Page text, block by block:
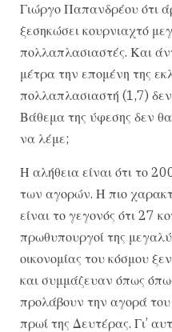
Γιώργο Παπανδρέου ότι
ξεσηκώσει κουρνιαχτό
πολλαπλασιαστές. Και
μέτρα την επομένη της
πολλαπλασιαστή (1,7) δεν
Βάθεμα της ύφεσης δεν
να λέμε;
Η αλήθεια είναι ότι το
των αγορών. Η πιο
είναι το γεγονός ότι 27
πρωθυπουργοί της
οικονομίας του κόσμου
και συμμάζευαν όπως
προλάβουν την αγορά
πρωί της Δευτέρας. Γι’